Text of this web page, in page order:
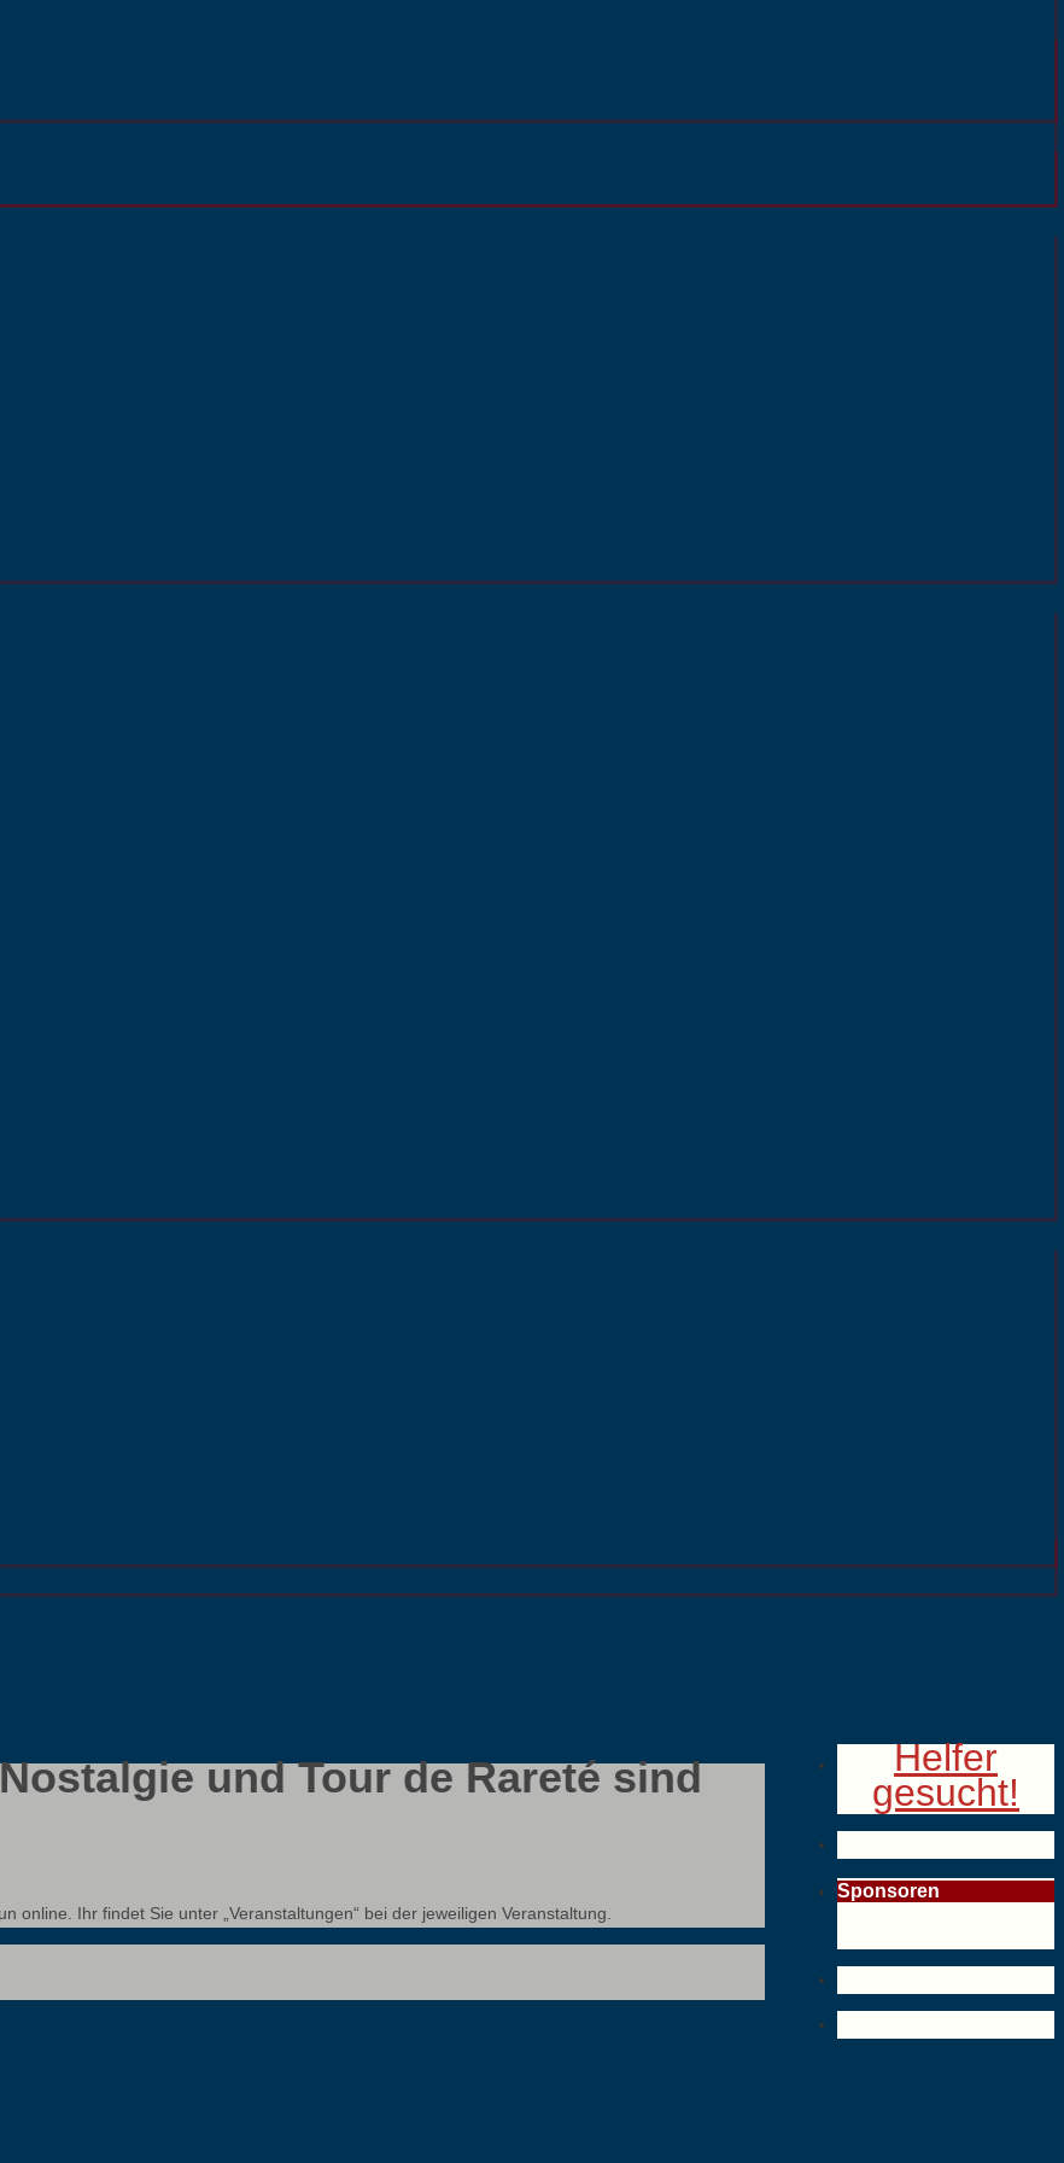
und Tour de Rareté sind
Ihr findet Sie unter „Veranstaltungen“ bei der jeweiligen Veranstaltung.
Helfer
gesucht!
Sponsoren